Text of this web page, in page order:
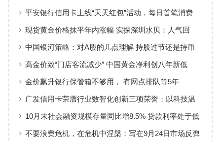
平安银行信用卡上线“天天红包”活动，每日首笔消费
100%有奖
现货黄金价格抹平年内涨幅 实探深圳水贝：人气回
暖，有投资者趁机抄底
中国银河策略：对A股的几点理解 持股过节还是持币
过节？
高金价致“门店客流减少” 中国黄金净利创八年新低
金价飙升银行保管箱不够用， 有网点排队等5年
广发信用卡荣膺行业数智化创新三项荣誉：以科技温
度重塑服务新生态
10月末社会融资规模存量同比增8.5% 贷款利率处于低
位、资金供给充裕
不要浪费危机，在危机中涅槃：写在9月24日市场反弹